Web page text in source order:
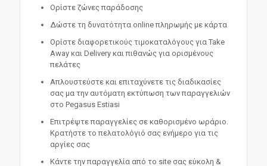
Ορίστε ζώνες παράδοσης
Δώστε τη δυνατότητα online πληρωμής με κάρτα
Ορίστε διαφορετικούς τιμοκαταλόγους για Take
Away και Delivery και πιθανώς για ορισμένους
πελάτες
Απλουστεύστε και επιταχύνετε τις διαδικασίες
σας μα την αυτόματη εκτύπωση των παραγγελιών
στο Pegasus Estiasi
Επιτρέψτε παραγγελίες σε καθορισμένο ωράριο.
Κρατήστε το πελατολόγιό σας ενήμερο για τις
αργίες σας
Κάντε την παραγγελία από το site σας εύκολη &